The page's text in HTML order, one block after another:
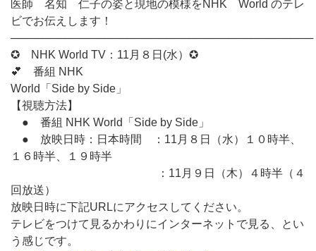
医師 名知 仁子の姿と現地の模様をNHK World のテレ
ビでお伝えします！
───────────────────────────────────────
✪ NHK World TV：11月８日(水）✪
💕 番組 NHK
World「Side by Side」
【視聴方法】
● 番組 NHK World「Side by Side」
● 放映日時：日本時間 ：11月８日（水）１０時半、
１６時半、１９時半
：11月９日（木）４時半（４
回放送）
放映日時に下記URLにアクセスしてください。
テレビをつけて見るかわりにインターネットで見る、とい
う感じです。